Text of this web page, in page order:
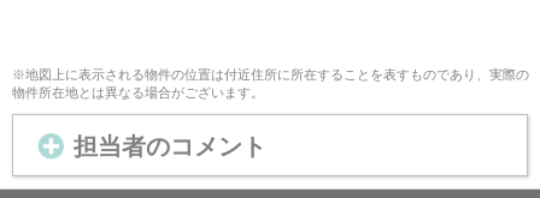
※地図上に表示される物件の位置は付近住所に所在することを表すものであり、実際の
物件所在地とは異なる場合がございます。
担当者のコメント